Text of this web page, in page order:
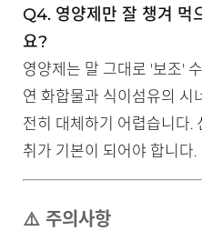
Q4. 영양제만 잘 챙겨 먹
요?
영양제는 말 그대로 '보조'
연 화합물과 식이섬유의 시
전히 대체하기 어렵습니다.
취가 기본이 되어야 합니다.
⚠️ 주의사항